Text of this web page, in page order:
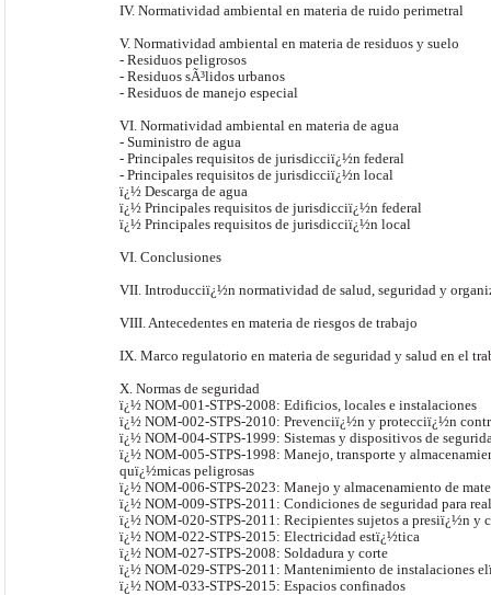
IV. Normatividad ambiental en materia de ruido perimetral
V. Normatividad ambiental en materia de residuos y suelo
- Residuos peligrosos
- Residuos sÃ³lidos urbanos
- Residuos de manejo especial
VI. Normatividad ambiental en materia de agua
- Suministro de agua
- Principales requisitos de jurisdicciï¿½n federal
- Principales requisitos de jurisdicciï¿½n local
ï¿½ Descarga de agua
ï¿½ Principales requisitos de jurisdicciï¿½n federal
ï¿½ Principales requisitos de jurisdicciï¿½n local
VI. Conclusiones
VII. Introducciï¿½n normatividad de salud, seguridad y
VIII. Antecedentes en materia de riesgos de trabajo
IX. Marco regulatorio en materia de seguridad y salud en el
X. Normas de seguridad
ï¿½ NOM-001-STPS-2008: Edificios, locales e instalaciones
ï¿½ NOM-002-STPS-2010: Prevenciï¿½n y protecciï¿½n
ï¿½ NOM-004-STPS-1999: Sistemas y dispositivos de
ï¿½ NOM-005-STPS-1998: Manejo, transporte y
quï¿½micas peligrosas
ï¿½ NOM-006-STPS-2023: Manejo y almacenamiento de
ï¿½ NOM-009-STPS-2011: Condiciones de seguridad para
ï¿½ NOM-020-STPS-2011: Recipientes sujetos a presiï¿½n y
ï¿½ NOM-022-STPS-2015: Electricidad estï¿½tica
ï¿½ NOM-027-STPS-2008: Soldadura y corte
ï¿½ NOM-029-STPS-2011: Mantenimiento de instalaciones
ï¿½ NOM-033-STPS-2015: Espacios confinados